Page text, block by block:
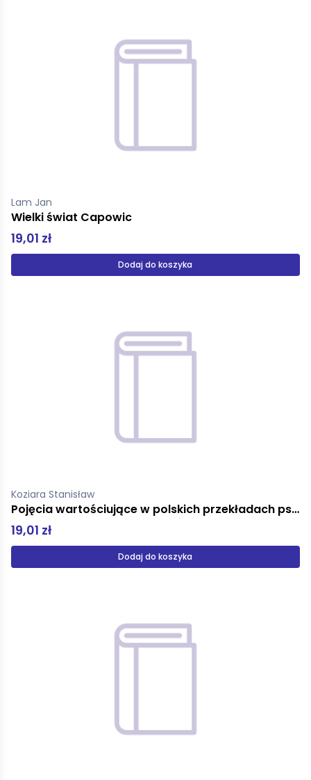
Lam Jan
Wielki świat Capowic
19,01 zł
Dodaj do koszyka
Koziara Stanisław
Pojęcia wartościujące w polskich przekładach psałterza
19,01 zł
Dodaj do koszyka